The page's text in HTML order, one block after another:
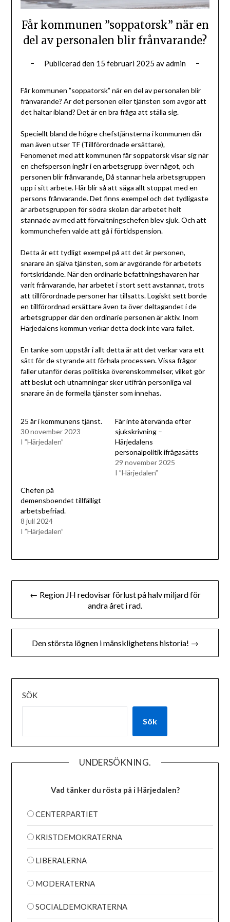
Får kommunen ”soppatorsk” när en
del av personalen blir frånvarande?
Publicerad den 15 februari 2025 avadmin
Får kommunen ”soppatorsk” när en del av personalen blir
frånvarande? Är det personen eller tjänsten som avgör att
det haltar ibland? Det är en bra fråga att ställa sig.
Speciellt bland de högre chefstjänsterna i kommunen där
man även utser TF (Tillförordnade ersättare).
Fenomenet med att kommunen får soppatorsk visar sig när
en chefsperson ingår i en arbetsgrupp över något, och
personen blir frånvarande.Då stannar hela arbetsgruppen
upp i sitt arbete. Här blir så att säga allt stoppat med en
persons frånvarande. Det finns exempel och det tydligaste
är arbetsgruppen för södra skolan där arbetet helt
stannade av med att förvaltningschefen blev sjuk. Och att
kommunchefen valde att gå i förtidspension.
Detta är ett tydligt exempel på att det är personen,
snarare än själva tjänsten, som är avgörande för arbetets
fortskridande. När den ordinarie befattningshavaren har
varit frånvarande, har arbetet i stort sett avstannat, trots
att tillförordnade personer har tillsatts. Logiskt sett borde
en tillförordnad ersättare även ta över deltagandet i de
arbetsgrupper där den ordinarie personen är aktiv. Inom
Härjedalens kommun verkar detta dock inte vara fallet.
En tanke som uppstår i allt detta är att det verkar vara ett
sätt för de styrande att förhala processen. Vissa frågor
faller utanför deras politiska överenskommelser, vilket gör
att beslut och utnämningar sker utifrån personliga val
snarare än de formella tjänster som innehas.
25 år i kommunens tjänst.
30 november 2023
I ”Härjedalen”
Får inte återvända efter
sjukskrivning –
Härjedalens
personalpolitik ifrågasätts
29 november 2025
I ”Härjedalen”
Chefen på
demensboendet tillfälligt
arbetsbefriad.
8 juli 2024
I ”Härjedalen”
Inläggsnavigering
← Region JH redovisar förlust på halv miljard för
andra året i rad.
Den största lögnen i mänsklighetens historia! →
SÖK
Sök
UNDERSÖKNING.
Vad tänker du rösta på i Härjedalen?
CENTERPARTIET
KRISTDEMOKRATERNA
LIBERALERNA
MODERATERNA
SOCIALDEMOKRATERNA